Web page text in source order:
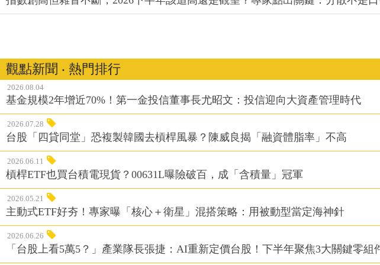
觀點新聞 ‧ 熱門排行
2026.08.04
基金規模2年增近70%！第一金投信董事長尤昭文：投信迎向大資產管理時代
2026.07.28
台股「四貸同堂」恐複製韓國去槓桿風暴？陳威良揭「融資體脂率」不高
2026.06.11
槓桿ETF也買台積電現貨？00631L曝險破百，成「含積量」冠軍
2026.05.21
主動式ETF好夯！專家曝「核心＋衛星」混搭策略：用被動型當定海神針
2026.06.26
「台股上看5萬5？」產業隊長張捷：AI重新定價台股！下半年聚焦3大關鍵零組